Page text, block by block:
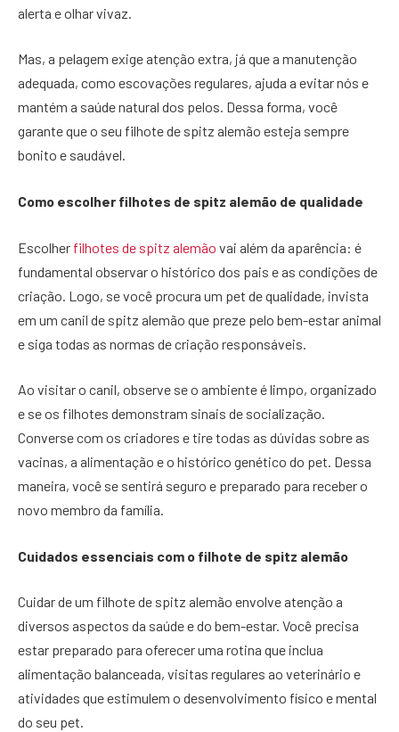
alerta e olhar vivaz.
Mas, a pelagem exige atenção extra, já que a manutenção
adequada, como escovações regulares, ajuda a evitar nós e
mantém a saúde natural dos pelos. Dessa forma, você
garante que o seu filhote de spitz alemão esteja sempre
bonito e saudável.
Como escolher filhotes de spitz alemão de qualidade
Escolher filhotes de spitz alemão vai além da aparência: é
fundamental observar o histórico dos pais e as condições de
criação. Logo, se você procura um pet de qualidade, invista
em um canil de spitz alemão que preze pelo bem-estar animal
e siga todas as normas de criação responsáveis.
Ao visitar o canil, observe se o ambiente é limpo, organizado
e se os filhotes demonstram sinais de socialização.
Converse com os criadores e tire todas as dúvidas sobre as
vacinas, a alimentação e o histórico genético do pet. Dessa
maneira, você se sentirá seguro e preparado para receber o
novo membro da família.
Cuidados essenciais com o filhote de spitz alemão
Cuidar de um filhote de spitz alemão envolve atenção a
diversos aspectos da saúde e do bem-estar. Você precisa
estar preparado para oferecer uma rotina que inclua
alimentação balanceada, visitas regulares ao veterinário e
atividades que estimulem o desenvolvimento físico e mental
do seu pet.